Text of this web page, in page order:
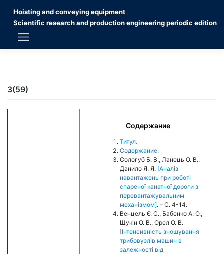
content
Hoisting and conveying equipment
Scientific research and production engineering periodic edition
3(59)
Содержание
Титул.
Содержание.
Сологуб Б. В., Ланець О. В.,
Данило Я. Я. [Аналіз
навантажень при роботі
спареної канатної дороги з
перевантажувальним
механізмом]. – C. 4-14.
Венцель Є. С., Бабенко А. О.,
Щукін О. В., Орел О. В.
[Інтенсивність зношування
трибовузлів машин в
залежності від